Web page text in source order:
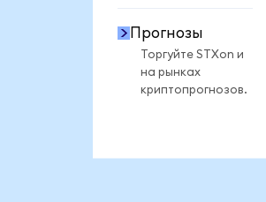
Прогнозы
Торгуйте STXon и
на рынках
криптопрогнозов.